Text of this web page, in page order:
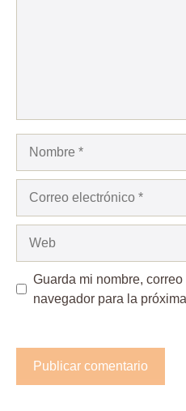
Guarda mi nombre,
navegador para la